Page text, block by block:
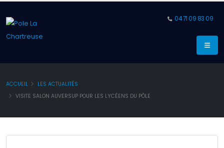
04 71 09 83 09
ACCUEIL
LES ACTUALITÉS
VISITE SALON AUVERSUP POUR LES LYCÉENS DU PÔLE